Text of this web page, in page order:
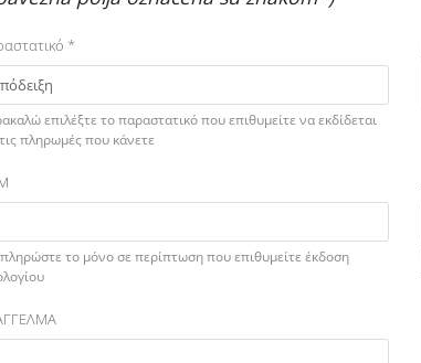
*
επιλέξτε το παραστατικό που επιθυμείτε να εκδίδεται
πληρωμές που κάνετε
το μόνο σε περίπτωση που επιθυμείτε έκδοση